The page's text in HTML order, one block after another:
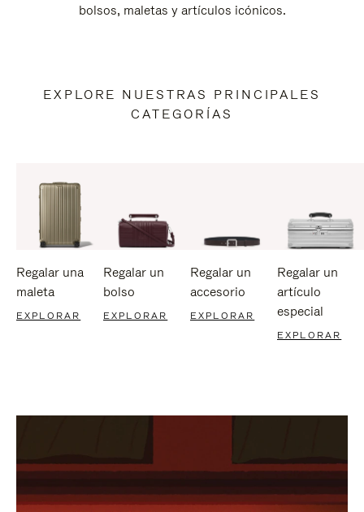
bolsos, maletas y artículos icónicos.
EXPLORE NUESTRAS PRINCIPALES
CATEGORÍAS
Regalar una
maleta
EXPLORAR
Regalar un
bolso
EXPLORAR
Regalar un
accesorio
EXPLORAR
Regalar un
artículo
especial
EXPLORAR